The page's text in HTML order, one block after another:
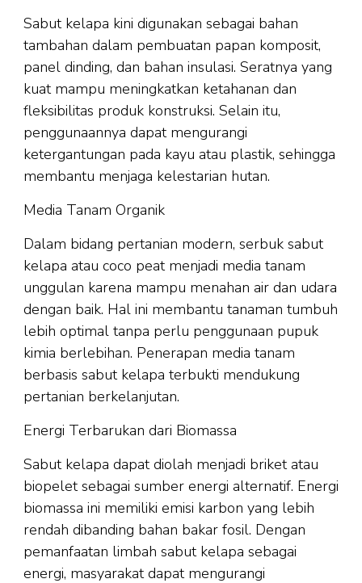
Sabut kelapa kini digunakan sebagai bahan
tambahan dalam pembuatan papan komposit,
panel dinding, dan bahan insulasi. Seratnya yang
kuat mampu meningkatkan ketahanan dan
fleksibilitas produk konstruksi. Selain itu,
penggunaannya dapat mengurangi
ketergantungan pada kayu atau plastik, sehingga
membantu menjaga kelestarian hutan.
Media Tanam Organik
Dalam bidang pertanian modern, serbuk sabut
kelapa atau coco peat menjadi media tanam
unggulan karena mampu menahan air dan udara
dengan baik. Hal ini membantu tanaman tumbuh
lebih optimal tanpa perlu penggunaan pupuk
kimia berlebihan. Penerapan media tanam
berbasis sabut kelapa terbukti mendukung
pertanian berkelanjutan.
Energi Terbarukan dari Biomassa
Sabut kelapa dapat diolah menjadi briket atau
biopelet sebagai sumber energi alternatif. Energi
biomassa ini memiliki emisi karbon yang lebih
rendah dibanding bahan bakar fosil. Dengan
pemanfaatan limbah sabut kelapa sebagai
energi, masyarakat dapat mengurangi